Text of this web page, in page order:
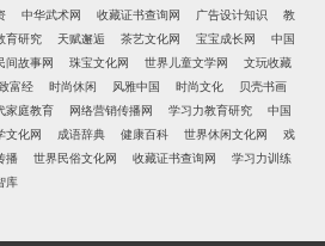
中华武术网 收藏证书查询网 广告设计知识
教
育研究 天赋邂逅 茶艺文化网 宝宝成长网
中国
间故事网 珠宝文化网 世界儿童文学网
文玩收藏
富经 时尚休闲 风雅中国 时尚文化
贝壳书画
家庭教育 网络营销传播网 学习力教育研究
中国
文化网 成语辞典 健康百科 世界休闲文化网
戏
播 世界民俗文化网 收藏证书查询网
学习力训练
库